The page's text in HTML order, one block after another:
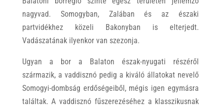
nagyvad. Somogyban, Zalában és az északi
partvidékhez közeli Bakonyban is elterjedt.
Vadászatának ilyenkor van szezonja.
Ugyan a bor a Balaton észak-nyugati részéről
származik, a vaddisznó pedig a kiváló állatokat nevelő
Somogyi-dombság erdőségeiből, mégis igen egymásra
találtak. A vaddisznó fűszerezéséhez a klasszikusnak